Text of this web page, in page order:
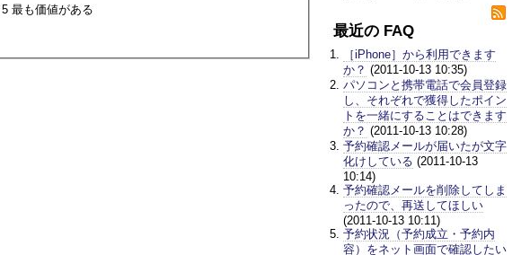
最近の FAQ
［iPhone］から利用できます
か？ (2011-10-13 10:35)
パソコンと携帯電話で会員登録
し、それぞれで獲得したポイン
トを一緒にすることはできます
か？ (2011-10-13 10:28)
予約確認メールが届いたが文字
化けしている (2011-10-13
10:14)
予約確認メールを削除してしま
ったので、再送してほしい
(2011-10-13 10:11)
予約状況（予約成立・予約内
容）をネット画面で確認したい
5 最も価値がある